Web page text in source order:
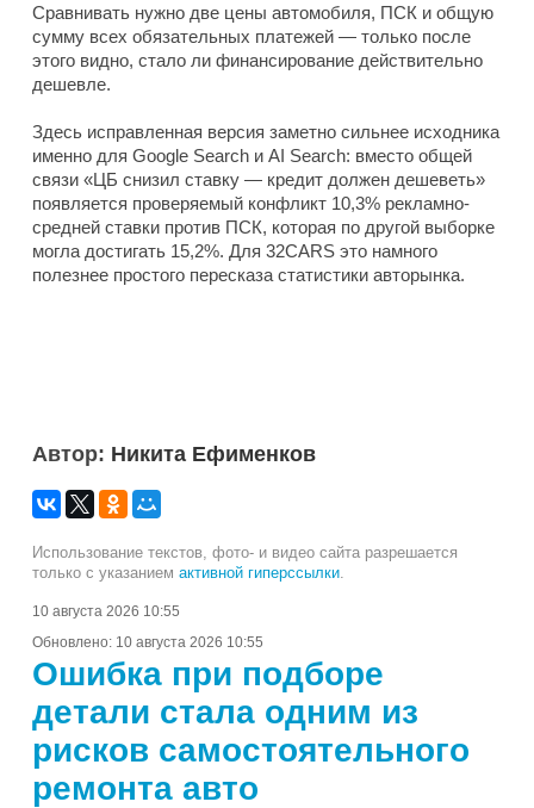
Сравнивать нужно две цены автомобиля, ПСК и общую
сумму всех обязательных платежей — только после
этого видно, стало ли финансирование действительно
дешевле.
Здесь исправленная версия заметно сильнее исходника
именно для Google Search и AI Search: вместо общей
связи «ЦБ снизил ставку — кредит должен дешеветь»
появляется проверяемый конфликт 10,3% рекламно-
средней ставки против ПСК, которая по другой выборке
могла достигать 15,2%. Для 32CARS это намного
полезнее простого пересказа статистики авторынка.
Автор: Никита Ефименков
Использование текстов, фото- и видео сайта разрешается
только с указанием активной гиперссылки
10 августа 2026 10:55
Обновлено: 10 августа 2026 10:55
Ошибка при подборе
детали стала одним из
рисков самостоятельного
ремонта авто